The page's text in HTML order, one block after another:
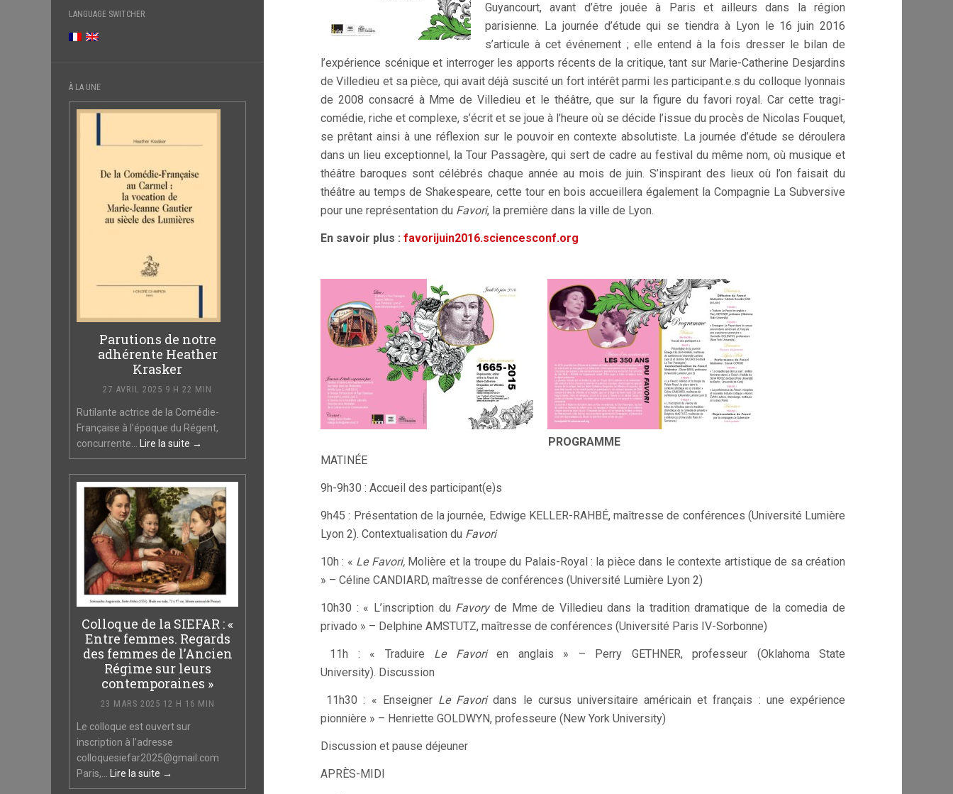
LANGUAGE SWITCHER
À LA UNE
Parutions de notre
adhérente Heather
Krasker
27 AVRIL 2025 9 H 22 MIN
Rutilante actrice de la Comédie-
Française à l’époque du Régent,
concurrente... Lire la suite →
Colloque de la SIEFAR : «
Entre femmes. Regards
des femmes de l’Ancien
Régime sur leurs
contemporaines »
23 MARS 2025 12 H 16 MIN
Le colloque est ouvert sur
inscription à l’adresse
colloquesiefar2025@gmail.com
Paris,... Lire la suite →
Guyancourt, avant d’être jouée à Paris et ailleurs dans la région
parisienne. La journée d’étude qui se tiendra à Lyon le 16 juin 2016
s’articule à cet événement ; elle entend à la fois dresser le bilan de
l’expérience scénique et interroger les apports récents de la critique, tant sur Marie-Catherine Desjardins
de Villedieu et sa pièce, qui avait déjà suscité un fort intérêt parmi les participant.e.s du colloque lyonnais
de 2008 consacré à Mme de Villedieu et le théâtre, que sur la figure du favori royal. Car cette tragi-
comédie, riche et complexe, s’écrit et se joue à l’heure où se décide l’issue du procès de Nicolas Fouquet,
se prêtant ainsi à une réflexion sur le pouvoir en contexte absolutiste. La journée d’étude se déroulera
dans un lieu exceptionnel, la Tour Passagère, qui sert de cadre au festival du même nom, où musique et
théâtre baroques sont célébrés chaque année au mois de juin. S’inspirant des lieux où l’on faisait du
théâtre au temps de Shakespeare, cette tour en bois accueillera également la Compagnie La Subversive
pour une représentation du Favori, la première dans la ville de Lyon.
En savoir plus : favorijuin2016.sciencesconf.org
PROGRAMME
MATINÉE
9h-9h30 : Accueil des participant(e)s
9h45 : Présentation de la journée, Edwige KELLER-RAHBÉ, maîtresse de conférences (Université Lumière
Lyon 2). Contextualisation du Favori
10h : « Le Favori,Molière et la troupe du Palais-Royal : la pièce dans le contexte artistique de sa création
» – Céline CANDIARD, maîtresse de conférences (Université Lumière Lyon 2)
10h30 : « L’inscription du Favoryde Mme de Villedieu dans la tradition dramatique de la comedia de
privado » – Delphine AMSTUTZ, maîtresse de conférences (Université Paris IV-Sorbonne)
11h : « Traduire Le Favorien anglais » – Perry GETHNER, professeur (Oklahoma State
University). Discussion
11h30 : « Enseigner Le Favoridans le cursus universitaire américain et français : une expérience
pionnière » – Henriette GOLDWYN, professeure (New York University)
Discussion et pause déjeuner
APRÈS-MIDI